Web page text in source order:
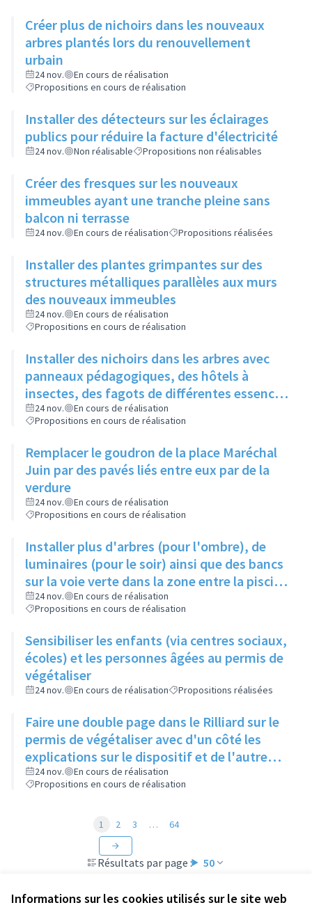
Informations sur les cookies utilisés sur le site web
Créer plus de nichoirs dans les nouveaux
arbres plantés lors du renouvellement
urbain
24 nov.
En cours de réalisation
Propositions en cours de réalisation
Installer des détecteurs sur les éclairages
publics pour réduire la facture d'électricité
24 nov. Non réalisable Propositions non réalisables
Créer des fresques sur les nouveaux
immeubles ayant une tranche pleine sans
balcon ni terrasse
24 nov. En cours de réalisation Propositions réalisées
Installer des plantes grimpantes sur des
structures métalliques parallèles aux murs
des nouveaux immeubles
24 nov.
En cours de réalisation
Propositions en cours de réalisation
Installer des nichoirs dans les arbres avec
panneaux pédagogiques, des hôtels à
insectes, des fagots de différentes essences
pour stimuler la biodiversité sur la place du
Château à la Roue
24 nov.
En cours de réalisation
Propositions en cours de réalisation
Remplacer le goudron de la place Maréchal
Juin par des pavés liés entre eux par de la
verdure
24 nov.
En cours de réalisation
Propositions en cours de réalisation
Installer plus d'arbres (pour l'ombre), de
luminaires (pour le soir) ainsi que des bancs
sur la voie verte dans la zone entre la piscine
et la rue de l'Industrie
24 nov.
En cours de réalisation
Propositions en cours de réalisation
Sensibiliser les enfants (via centres sociaux,
écoles) et les personnes âgées au permis de
végétaliser
24 nov. En cours de réalisation Propositions réalisées
Faire une double page dans le Rilliard sur le
permis de végétaliser avec d'un côté les
explications sur le dispositif et de l'autre
côté des exemples concrets de lieux à
investir
24 nov.
En cours de réalisation
Propositions en cours de réalisation
Résultats par page : 50
1 2 3 … 64